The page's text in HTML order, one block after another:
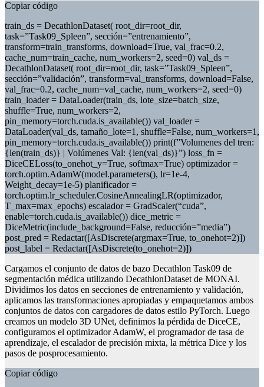
Copiar código
train_ds = DecathlonDataset( root_dir=root_dir,
task=”Task09_Spleen”, sección=”entrenamiento”,
transform=train_transforms, download=True, val_frac=0.2,
cache_num=train_cache, num_workers=2, seed=0) val_ds =
DecathlonDataset( root_dir=root_dir, task=”Task09_Spleen”,
sección=”validación”, transform=val_transforms, download=False,
val_frac=0.2, cache_num=val_cache, num_workers=2, seed=0)
train_loader = DataLoader(train_ds, lote_size=batch_size,
shuffle=True, num_workers=2,
pin_memory=torch.cuda.is_available()) val_loader =
DataLoader(val_ds, tamaño_lote=1, shuffle=False, num_workers=1,
pin_memory=torch.cuda.is_available()) print(f”Volumenes del tren:
{len(train_ds)} | Volúmenes Val: {len(val_ds)}”) loss_fn =
DiceCELoss(to_onehot_y=True, softmax=True) optimizador =
torch.optim.AdamW(model.parameters(), lr=1e-4,
Weight_decay=1e-5) planificador =
torch.optim.lr_scheduler.CosineAnnealingLR(optimizador,
T_max=max_epochs) escalador = GradScaler(“cuda”,
enable=torch.cuda.is_available()) dice_metric =
DiceMetric(include_background=False, reducción=”media”)
post_pred = Redactar([AsDiscrete(argmax=True, to_onehot=2)])
post_label = Redactar([AsDiscrete(to_onehot=2)])
Cargamos el conjunto de datos de bazo Decathlon Task09 de
segmentación médica utilizando DecathlonDataset de MONAI.
Dividimos los datos en secciones de entrenamiento y validación,
aplicamos las transformaciones apropiadas y empaquetamos ambos
conjuntos de datos con cargadores de datos estilo PyTorch. Luego
creamos un modelo 3D UNet, definimos la pérdida de DiceCE,
configuramos el optimizador AdamW, el programador de tasa de
aprendizaje, el escalador de precisión mixta, la métrica Dice y los
pasos de posprocesamiento.
Copiar código